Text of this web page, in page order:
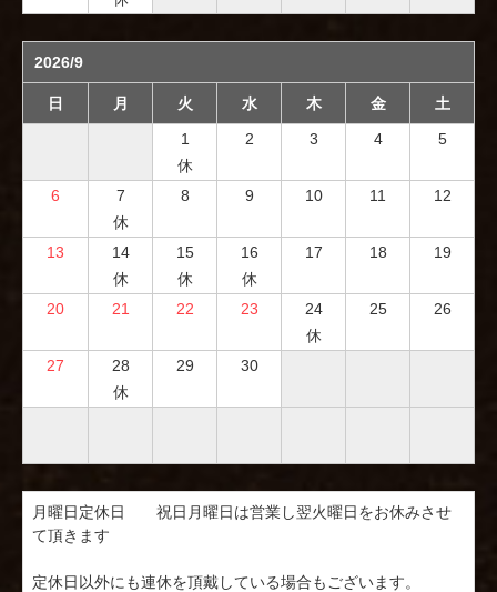
2026/9
日 月 火 水 木 金
土
1
休
2 3 4 5
6
7
休
8 9 10 11 12
13
14
休
15
休
16
休
17 18 19
20 21 22 23
24
休
25 26
27
28
休
29 30
月曜日定休日　　祝日月曜日は営業し翌火曜日をお休みさせ
て頂きます
定休日以外にも連休を頂戴している場合もございます。